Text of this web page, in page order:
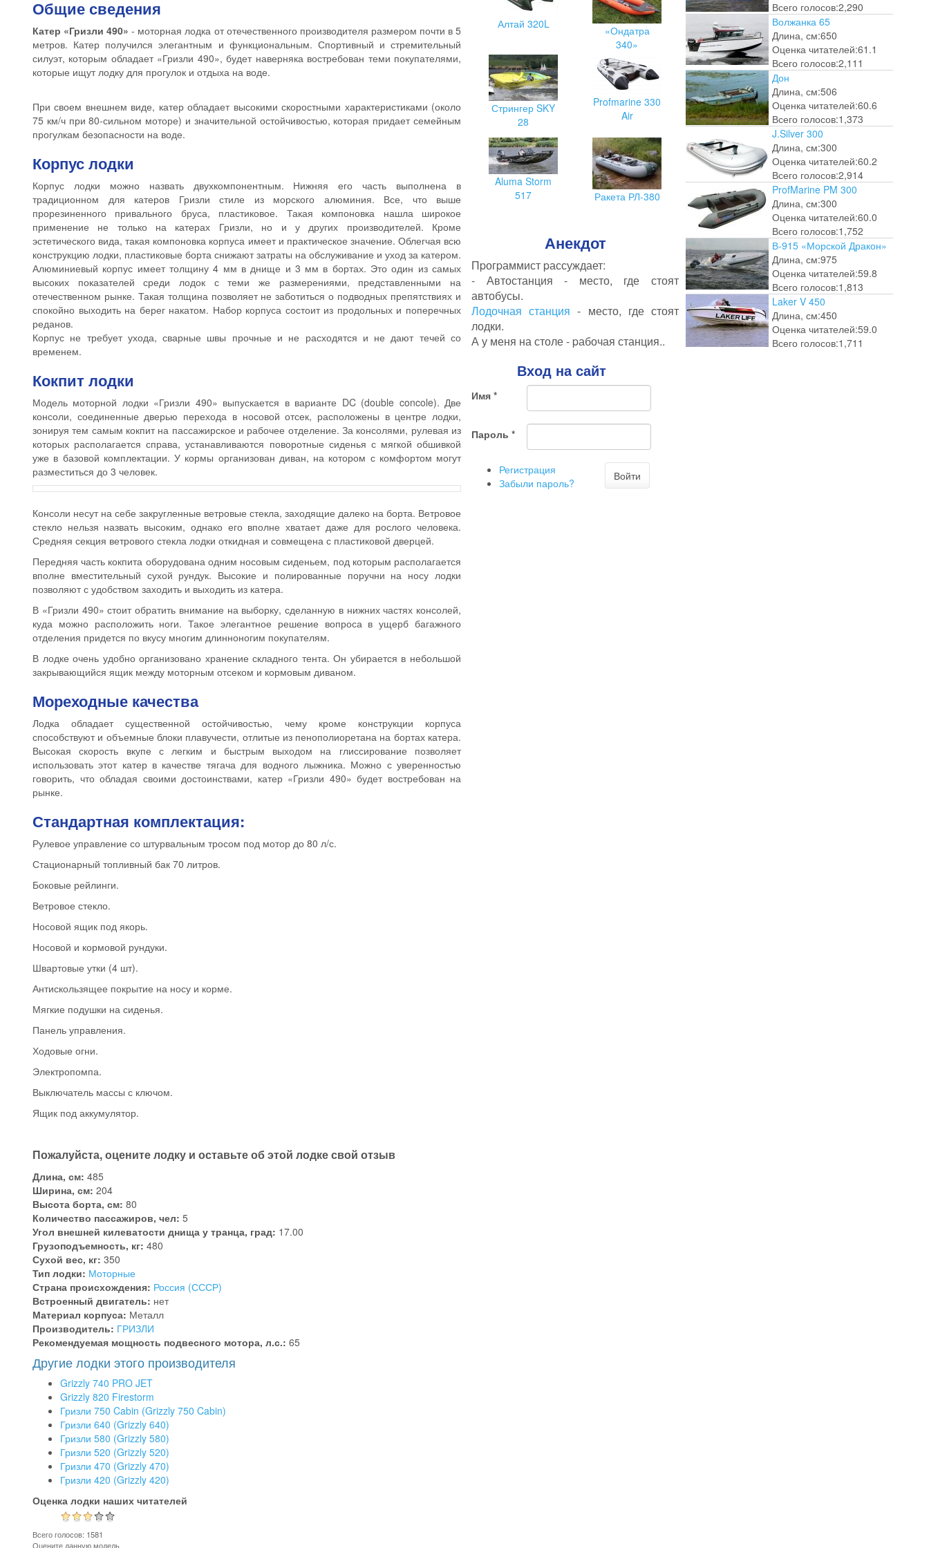
Общие сведения
Катер «Гризли 490» - моторная лодка от отечественного производителя размером почти в 5
метров. Катер получился элегантным и функциональным. Спортивный и стремительный
силуэт, которым обладает «Гризли 490», будет наверняка востребован теми покупателями,
которые ищут лодку для прогулок и отдыха на воде.
При своем внешнем виде, катер обладает высокими скоростными характеристиками (около
75 км/ч при 80-сильном моторе) и значительной остойчивостью, которая придает семейным
прогулкам безопасности на воде.
Корпус лодки
Корпус лодки можно назвать двухкомпонентным. Нижняя его часть выполнена в
традиционном для катеров Гризли стиле из морского алюминия. Все, что выше
прорезиненного привального бруса, пластиковое. Такая компоновка нашла широкое
применение не только на катерах Гризли, но и у других производителей. Кроме
эстетического вида, такая компоновка корпуса имеет и практическое значение. Облегчая всю
конструкцию лодки, пластиковые борта снижают затраты на обслуживание и уход за катером.
Алюминиевый корпус имеет толщину 4 мм в днище и 3 мм в бортах. Это один из самых
высоких показателей среди лодок с теми же размерениями, представленными на
отечественном рынке. Такая толщина позволяет не заботиться о подводных препятствиях и
спокойно выходить на берег накатом. Набор корпуса состоит из продольных и поперечных
реданов.
Корпус не требует ухода, сварные швы прочные и не расходятся и не дают течей со
временем.
Кокпит лодки
Модель моторной лодки «Гризли 490» выпускается в варианте DC (double concole). Две
консоли, соединенные дверью перехода в носовой отсек, расположены в центре лодки,
зонируя тем самым кокпит на пассажирское и рабочее отделение. За консолями, рулевая из
которых располагается справа, устанавливаются поворотные сиденья с мягкой обшивкой
уже в базовой комплектации. У кормы организован диван, на котором с комфортом могут
разместиться до 3 человек.
Консоли несут на себе закругленные ветровые стекла, заходящие далеко на борта. Ветровое
стекло нельзя назвать высоким, однако его вполне хватает даже для рослого человека.
Средняя секция ветрового стекла лодки откидная и совмещена с пластиковой дверцей.
Передняя часть кокпита оборудована одним носовым сиденьем, под которым располагается
вполне вместительный сухой рундук. Высокие и полированные поручни на носу лодки
позволяют с удобством заходить и выходить из катера.
В «Гризли 490» стоит обратить внимание на выборку, сделанную в нижних частях консолей,
куда можно расположить ноги. Такое элегантное решение вопроса в ущерб багажного
отделения придется по вкусу многим длинноногим покупателям.
В лодке очень удобно организовано хранение складного тента. Он убирается в небольшой
закрывающийся ящик между моторным отсеком и кормовым диваном.
Мореходные качества
Лодка обладает существенной остойчивостью, чему кроме конструкции корпуса
способствуют и объемные блоки плавучести, отлитые из пенополиоретана на бортах катера.
Высокая скорость вкупе с легким и быстрым выходом на глиссирование позволяет
использовать этот катер в качестве тягача для водного лыжника. Можно с уверенностью
говорить, что обладая своими достоинствами, катер «Гризли 490» будет востребован на
рынке.
Стандартная комплектация:
Рулевое управление со штурвальным тросом под мотор до 80 л/с.
Стационарный топливный бак 70 литров.
Боковые рейлинги.
Ветровое стекло.
Носовой ящик под якорь.
Носовой и кормовой рундуки.
Швартовые утки (4 шт).
Антискользящее покрытие на носу и корме.
Мягкие подушки на сиденья.
Панель управления.
Ходовые огни.
Электропомпа.
Выключатель массы с ключом.
Ящик под аккумулятор.
Пожалуйста, оцените лодку и оставьте об этой лодке свой отзыв
Длина, см: 485
Ширина, см: 204
Высота борта, см: 80
Количество пассажиров, чел: 5
Угол внешней килеватости днища у транца, град: 17.00
Грузоподъемность, кг: 480
Сухой вес, кг: 350
Тип лодки: Моторные
Страна происхождения: Россия (СССР)
Встроенный двигатель: нет
Материал корпуса: Металл
Производитель: ГРИЗЛИ
Рекомендуемая мощность подвесного мотора, л.с.: 65
Другие лодки этого производителя
Grizzly 740 PRO JET
Grizzly 820 Firestorm
Гризли 750 Cabin (Grizzly 750 Cabin)
Гризли 640 (Grizzly 640)
Гризли 580 (Grizzly 580)
Гризли 520 (Grizzly 520)
Гризли 470 (Grizzly 470)
Гризли 420 (Grizzly 420)
Оценка лодки наших читателей
Всего голосов: 1581
Оцените данную модель
Алтай 320L
«Ондатра
340»
Стрингер SKY
28
Profmarine 330
Air
Aluma Storm
517
Ракета РЛ-380
Анекдот
Пpогpаммист pассуждает:
- Автостанция - место, где стоят
автобусы.
Лодочная станция - место, где стоят
лодки.
А у меня на столе - pабочая станция..
Вход на сайт
Имя *
Пароль *
Регистрация
Забыли пароль?
Войти
Всего голосов:2,290
Волжанка 65
Длина, см:650
Оценка читателей:61.1
Всего голосов:2,111
Дон
Длина, см:506
Оценка читателей:60.6
Всего голосов:1,373
J.Silver 300
Длина, см:300
Оценка читателей:60.2
Всего голосов:2,914
ProfMarine PM 300
Длина, см:300
Оценка читателей:60.0
Всего голосов:1,752
В-915 «Морской Дракон»
Длина, см:975
Оценка читателей:59.8
Всего голосов:1,813
Laker V 450
Длина, см:450
Оценка читателей:59.0
Всего голосов:1,711